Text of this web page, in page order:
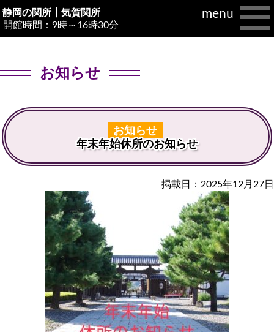
静岡の関所┃気賀関所
開館時間：9時～16時30分
menu
お知らせ
お知らせ
年末年始休所のお知らせ
掲載日：2025年12月27日